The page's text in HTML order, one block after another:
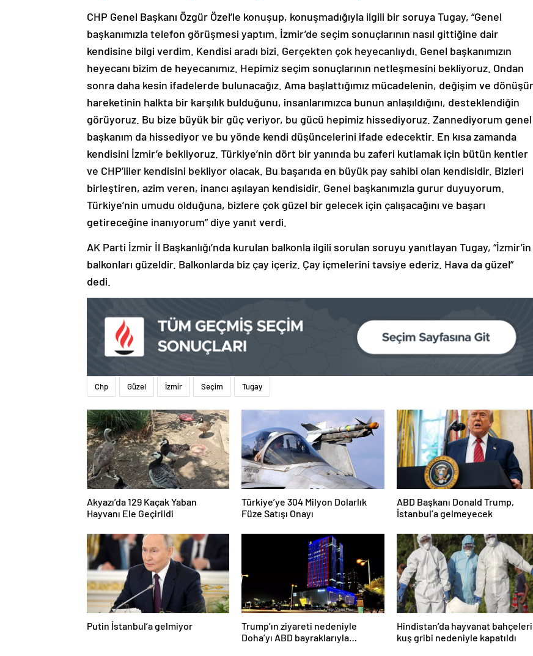
başkanımızla telefon görüşmesi yaptım. İzmir’de seçim sonuçlarının nasıl gittiğine dair
kendisine bilgi verdim. Kendisi aradı bizi. Gerçekten çok heyecanlıydı. Genel başkanımızın
heyecanı bizim de heyecanımız. Hepimiz seçim sonuçlarının netleşmesini bekliyoruz. Ondan
sonra daha kesin ifadelerde bulunacağız. Ama başlattığımız mücadelenin, değişim ve dönüşüm
hareketinin halkta bir karşılık bulduğunu, insanlarımızca bunun anlaşıldığını, desteklendiğin
görüyoruz. Bu bize büyük bir güç veriyor, bu gücü hepimiz hissediyoruz. Zannediyorum genel
başkanım da hissediyor ve bu yönde kendi düşüncelerini ifade edecektir. En kısa zamanda
kendisini İzmir’e bekliyoruz. Türkiye’nin dört bir yanında bu zaferi kutlamak için bütün kentler
ve CHP’liler kendisini bekliyor olacak. Bu başarıda en büyük pay sahibi olan kendisidir. Bizleri
birleştiren, azim veren, inancı aşılayan kendisidir. Genel başkanımızla gurur duyuyorum.
Türkiye’nin umudu olduğuna, bizlere çok güzel bir gelecek için çalışacağını ve başarı
getireceğine inanıyorum” diye yanıt verdi.
balkonları güzeldir. Balkonlarda biz çay içeriz. Çay içmelerini tavsiye ederiz. Hava da güzel”
dedi.
Chp Güzel İzmir Seçim Tugay
Akyazı’da 129 Kaçak Yaban
Hayvanı Ele Geçirildi
Türkiye’ye 304 Milyon Dolarlık
Füze Satışı Onayı
ABD Başkanı Donald Trump,
İstanbul’a gelmeyecek
Putin İstanbul’a gelmiyor
Trump’ın ziyareti nedeniyle
Doha’yı ABD bayraklarıyla
donattılar
Hindistan’da hayvanat bahçeleri
kuş gribi nedeniyle kapatıldı